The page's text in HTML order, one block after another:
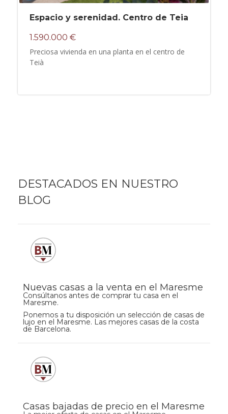
Espacio y serenidad. Centro de Teia
1.590.000 €
Preciosa vivienda en una planta en el centro de
Teià
DESTACADOS EN NUESTRO
BLOG
Nuevas casas a la venta en el Maresme
Consúltanos antes de comprar tu casa en el
Maresme.
Ponemos a tu disposición un selección de casas de
lujo en el Maresme. Las mejores casas de la costa
de Barcelona.
Casas bajadas de precio en el Maresme